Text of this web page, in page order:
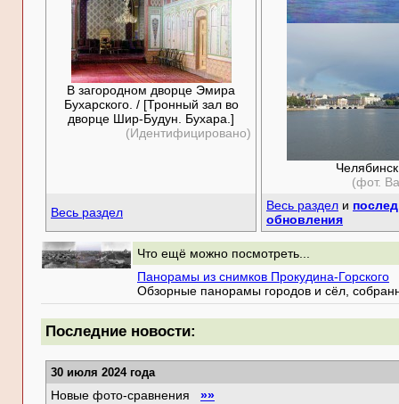
В загородном дворце Эмира
Бухарского. / [Тронный зал во
дворце Шир-Будун. Бухара.]
(Идентифицировано)
Челябинск
(фот.
Весь раздел Весь раздел и
обновления
Что ещё можно посмотреть...
Панорамы из снимков Прокудина-Горского
Обзорные панорамы городов и сёл,
Последние новости:
30 июля 2024 года
Новые фото-сравнения »»